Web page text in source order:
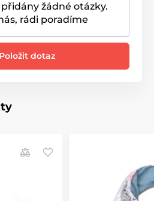
žádné otázky.
rádi poradíme
Položit dotaz